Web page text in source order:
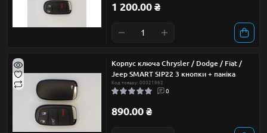
1 200.00 ₴
Корпус ключа Chrysler / Dodge / Fiat /
Jeep SMART SIP22 3 кнопки + паніка
Код товару: 00021962
0
890.00 ₴